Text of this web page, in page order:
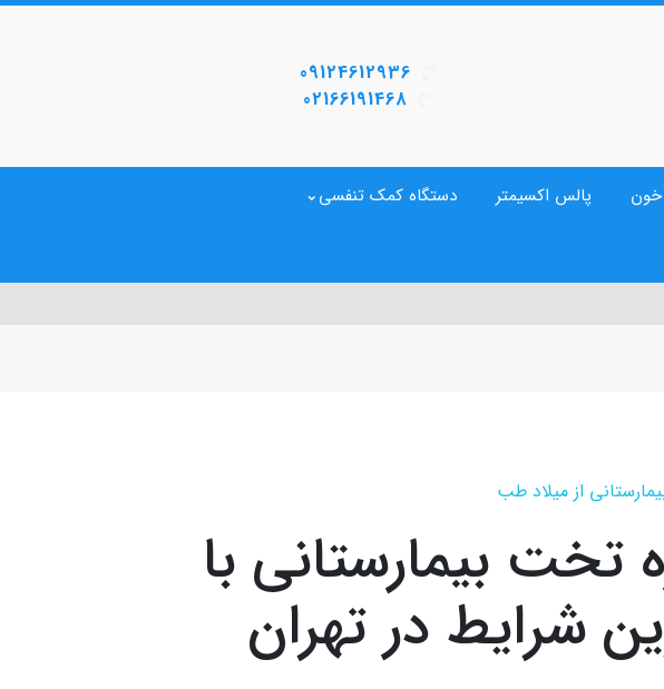
09124612936
02166191468
خون پالس اکسیمتر دستگاه کمک تنفسی
از میلاد طب
تخت بیمارستانی با
شرایط در تهران